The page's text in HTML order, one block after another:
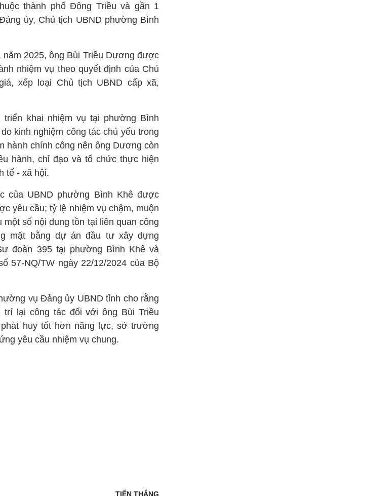
thành phố Đông Triều và gần 1
ủy, Chủ tịch UBND phường Bình
năm 2025, ông Bùi Triều Dương được
nhiệm vụ theo quyết định của Chủ
xếp loại Chủ tịch UBND cấp xã,
triển khai nhiệm vụ tại phường Bình
kinh nghiệm công tác chủ yếu trong
hành chính công nên ông Dương còn
hành, chỉ đạo và tổ chức thực hiện
tế - xã hội.
của UBND phường Bình Khê được
yêu cầu; tỷ lệ nhiệm vụ chậm, muộn
số nội dung tồn tại liên quan công
mặt bằng dự án đầu tư xây dựng
đoàn 395 tại phường Bình Khê và
57-NQ/TW ngày 22/12/2024 của Bộ
vụ Đảng ủy UBND tỉnh cho rằng
trí lại công tác đối với ông Bùi Triều
huy tốt hơn năng lực, sở trường
yêu cầu nhiệm vụ chung.
TIẾN THẮNG